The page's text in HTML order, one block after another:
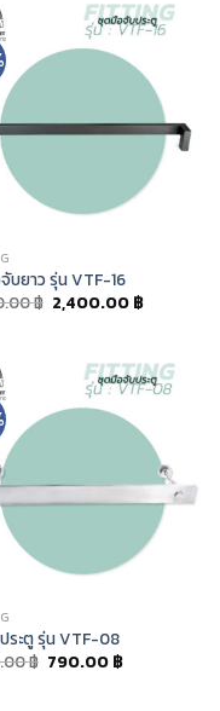
บยาว รุ่น VTF-16
฿ 2,400.00 ฿
ระตู รุ่น VTF-08
฿ 790.00 ฿